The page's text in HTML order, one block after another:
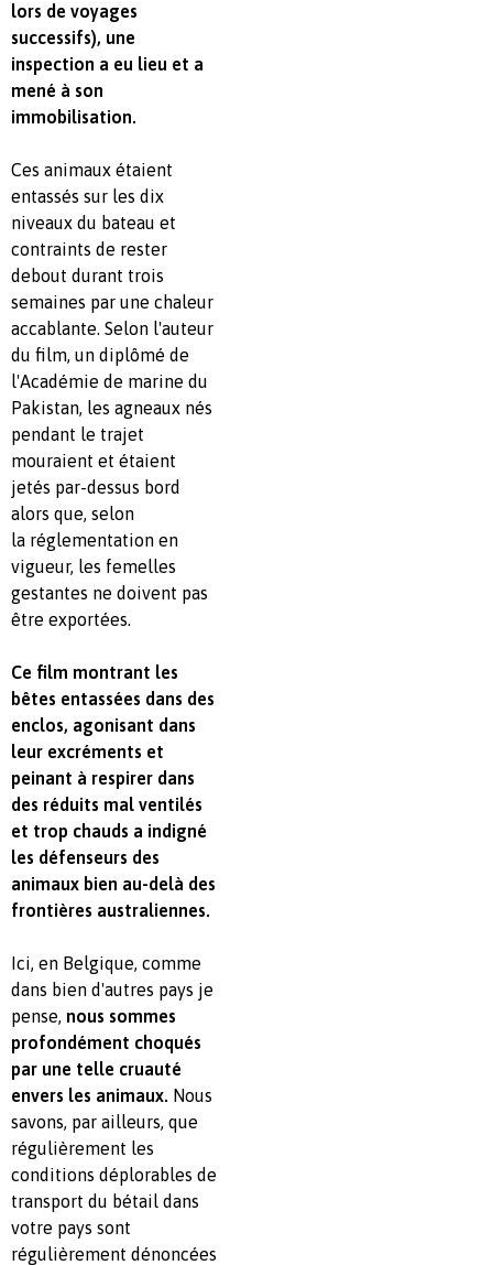
lors de voyages
successifs), une
inspection a eu lieu et a
mené à son
immobilisation.
Ces animaux étaient
entassés sur les dix
niveaux du bateau et
contraints de rester
debout durant trois
semaines par une chaleur
accablante. Selon l'auteur
du film, un diplômé de
l'Académie de marine du
Pakistan, les agneaux nés
pendant le trajet
mouraient et étaient
jetés par-dessus bord
alors que, selon
la réglementation en
vigueur, les femelles
gestantes ne doivent pas
être exportées.
Ce film montrant les
bêtes entassées dans des
enclos, agonisant dans
leur excréments et
peinant à respirer dans
des réduits mal ventilés
et trop chauds a indigné
les défenseurs des
animaux bien au-delà des
frontières australiennes.
Ici, en Belgique, comme
dans bien d'autres pays je
pense, nous sommes
profondément choqués
par une telle cruauté
envers les animaux. Nous
savons, par ailleurs, que
régulièrement les
conditions déplorables de
transport du bétail dans
votre pays sont
régulièrement dénoncées